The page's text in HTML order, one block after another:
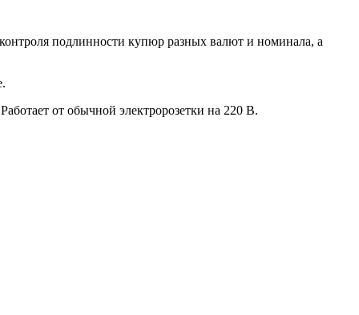
подлинности купюр разных валют и номинала, а
от обычной электророзетки на 220 В.